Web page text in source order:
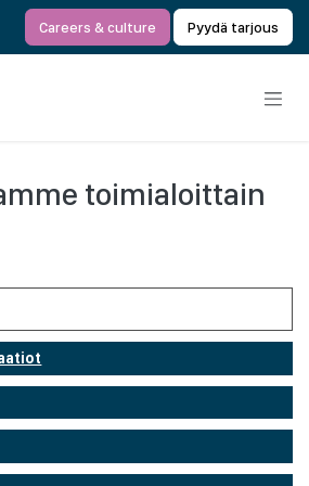
Careers & culture Pyydä tarjous
toimialoittain